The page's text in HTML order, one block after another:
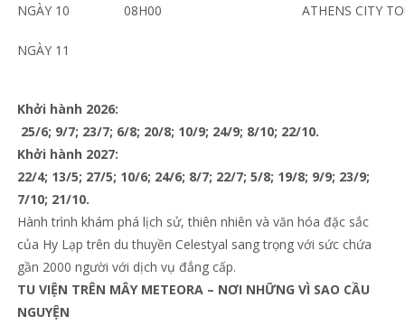
NGÀY 10 08H00 ATHENS CITY
NGÀY 11
Khởi hành 2026:
25/6; 9/7; 23/7; 6/8; 20/8; 10/9; 24/9; 8/10; 22/10.
Khởi hành 2027:
22/4; 13/5; 27/5; 10/6; 24/6; 8/7; 22/7; 5/8; 19/8; 9/9; 23/9;
7/10; 21/10.
Hành trình khám phá lịch sử, thiên nhiên và văn hóa đặc sắc
của Hy Lạp trên du thuyền Celestyal sang trọng với sức chứa
gần 2000 người với dịch vụ đẳng cấp.
TU VIỆN TRÊN MÂY METEORA – NƠI NHỮNG VÌ SAO CẦU
NGUYỆN